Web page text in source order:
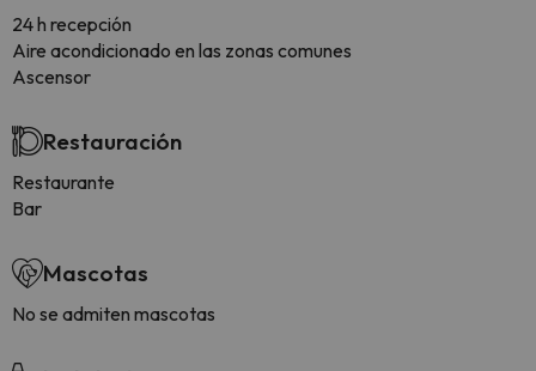
24 h recepción
Aire acondicionado en las zonas comunes
Ascensor
Restauración
Restaurante
Bar
Mascotas
No se admiten mascotas